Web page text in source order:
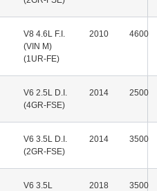
V8 4.6L F.I.
(VIN M)
(1UR-FE)
2010 4600
V6 2.5L D.I.
(4GR-FSE)
2014 2500
V6 3.5L D.I.
(2GR-FSE)
2014 3500
V6 3.5L 2018 3500